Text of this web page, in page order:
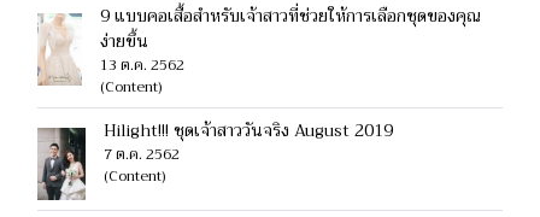
9 แบบคอเสื้อสำหรับเจ้าสาวที่ช่วยให้การเลือกชุดของคุณ
ง่ายขึ้น
13 ต.ค. 2562
(Content)
Hilight!!! ชุดเจ้าสาววันจริง August 2019
7 ต.ค. 2562
(Content)